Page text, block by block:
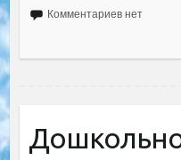
Комментариев нет